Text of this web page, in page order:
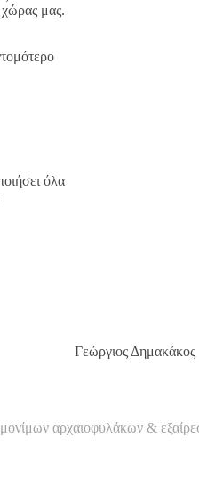
μας.
όλα
Δημακάκος
αρχαιοφυλάκων &